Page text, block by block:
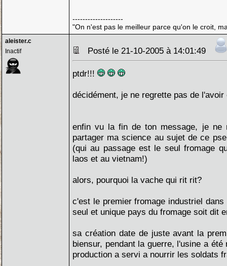
--------------------
"On n'est pas le meilleur parce qu'on le croit,
aleister.c
Inactif
Posté le 21-10-2005 à 14:01:49
ptdr!!!
décidément, je ne regrette pas de
enfin vu la fin de ton message, je ne
partager ma science au sujet de ce
(qui au passage est le seul fromage
laos et au vietnam!)
alors, pourquoi la vache qui rit rit?
c'est le premier fromage industriel
seul et unique pays du fromage soit dit
sa création date de juste avant la
biensur, pendant la guerre, l'usine a
production a servi a nourrir les soldats